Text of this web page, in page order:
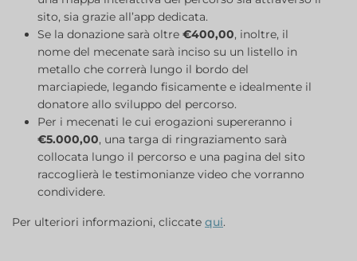
sito, sia grazie all’app dedicata.
Se la donazione sarà oltre €400,00, inoltre, il
nome del mecenate sarà inciso su un listello in
metallo che correrà lungo il bordo del
marciapiede, legando fisicamente e idealmente il
donatore allo sviluppo del percorso.
Per i mecenati le cui erogazioni supereranno i
€5.000,00, una targa di ringraziamento sarà
collocata lungo il percorso e una pagina del sito
raccoglierà le testimonianze video che vorranno
condividere.
Per ulteriori informazioni, cliccate qui.